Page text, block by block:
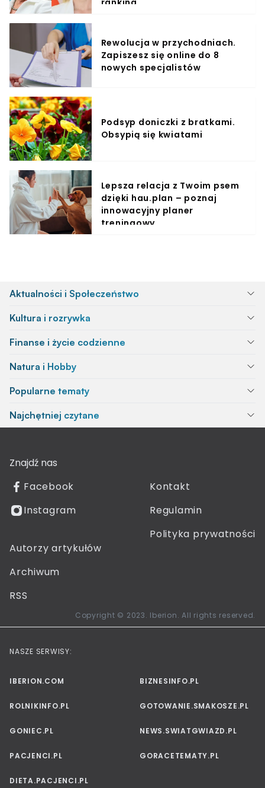
ranking
Rewolucja w przychodniach.
Zapiszesz się online do 8
nowych specjalistów
Podsyp doniczki z bratkami.
Obsypią się kwiatami
Lepsza relacja z Twoim psem
dzięki hau.plan – poznaj
innowacyjny planer
treningowy
Aktualności i Społeczeństwo
Kultura i rozrywka
Finanse i życie codzienne
Natura i Hobby
Popularne tematy
Najchętniej czytane
Znajdź nas
Facebook
Instagram
Kontakt
Regulamin
Polityka prywatności
Autorzy artykułów
Archiwum
RSS
Copyright © 2023. Iberion. All rights reserved.
NASZE SERWISY:
IBERION.COM BIZNESINFO.PL
ROLNIKINFO.PL GOTOWANIE.SMAKOSZE.PL
GONIEC.PL NEWS.SWIATGWIAZD.PL
PACJENCI.PL GORACETEMATY.PL
DIETA.PACJENCI.PL